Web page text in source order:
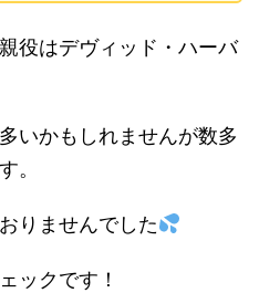
役はデヴィッド・ハーバ
いかもしれませんが数多
。
りませんでした
ックです！